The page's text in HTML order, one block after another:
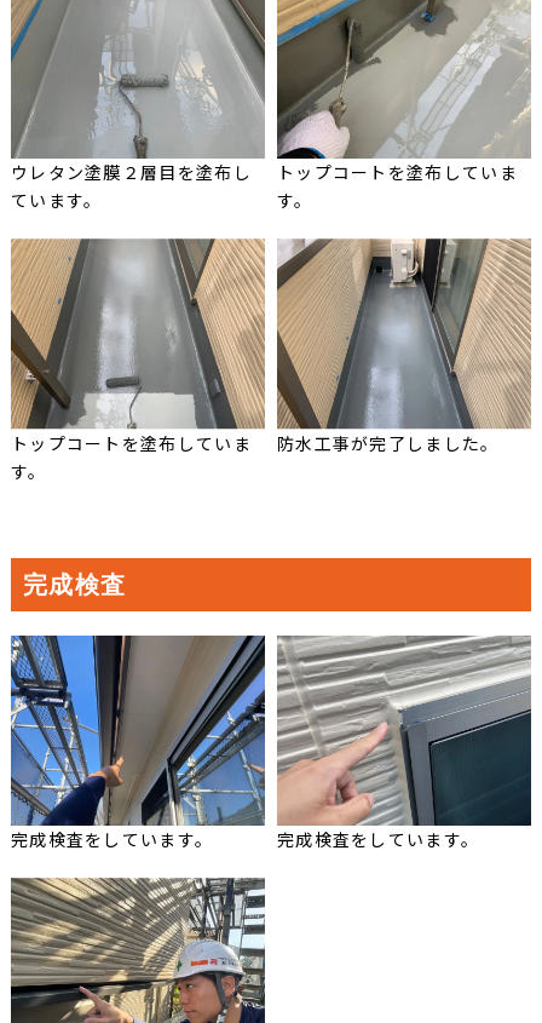
ウレタン塗膜２層目を塗布し
ています。
トップコートを塗布していま
す。
トップコートを塗布していま
す。
防水工事が完了しました。
完成検査
完成検査をしています。 完成検査をしています。